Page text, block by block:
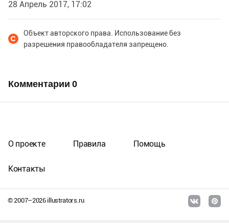
28 Апрель 2017, 17:02
Объект авторского права. Использование без
разрешения правообладателя запрещено.
Комментарии 0
© 2007–2026illustrators.ru
О проекте Правила Помощь
Контакты